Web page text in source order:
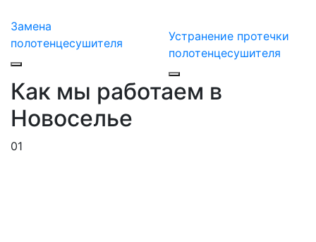
Замена
полотенцесушителя
Устранение протечки
полотенцесушителя
Как мы работаем в
Новоселье
01